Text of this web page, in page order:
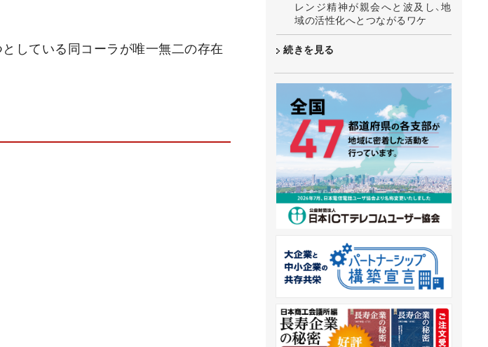
している同コーラが唯一無二の存在
レンジ精神が親会へと波及し、地
域の活性化へとつながるワケ
続きを見る